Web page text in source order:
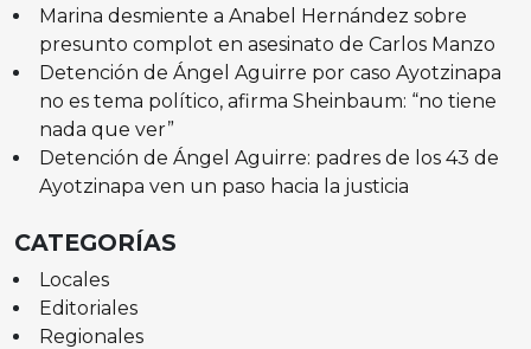
Marina desmiente a Anabel Hernández sobre
presunto complot en asesinato de Carlos Manzo
Detención de Ángel Aguirre por caso Ayotzinapa
no es tema político, afirma Sheinbaum: “no tiene
nada que ver”
Detención de Ángel Aguirre: padres de los 43 de
Ayotzinapa ven un paso hacia la justicia
CATEGORÍAS
Locales
Editoriales
Regionales